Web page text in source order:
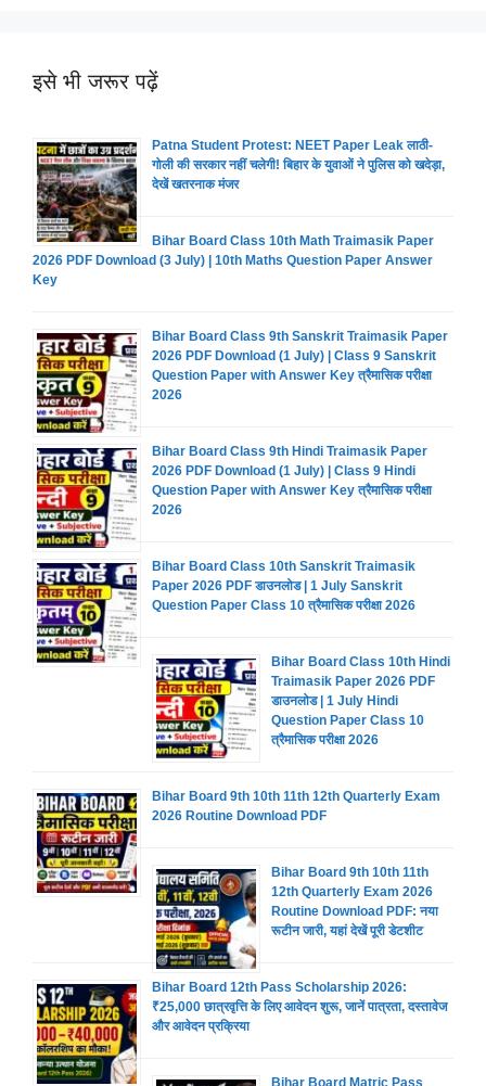
इसे भी जरूर पढ़ें
Patna Student Protest: NEET Paper Leak लाठी-
गोली की सरकार नहीं चलेगी! बिहार के युवाओं ने पुलिस को खदेड़ा,
देखें खतरनाक मंजर
Bihar Board Class 10th Math Traimasik Paper
2026 PDF Download (3 July) | 10th Maths Question Paper Answer
Key
Bihar Board Class 9th Sanskrit Traimasik Paper
2026 PDF Download (1 July) | Class 9 Sanskrit
Question Paper with Answer Key त्रैमासिक परीक्षा
2026
Bihar Board Class 9th Hindi Traimasik Paper
2026 PDF Download (1 July) | Class 9 Hindi
Question Paper with Answer Key त्रैमासिक परीक्षा
2026
Bihar Board Class 10th Sanskrit Traimasik
Paper 2026 PDF डाउनलोड | 1 July Sanskrit
Question Paper Class 10 त्रैमासिक परीक्षा 2026
Bihar Board Class 10th Hindi
Traimasik Paper 2026 PDF
डाउनलोड | 1 July Hindi
Question Paper Class 10
त्रैमासिक परीक्षा 2026
Bihar Board 9th 10th 11th 12th Quarterly Exam
2026 Routine Download PDF
Bihar Board 9th 10th 11th
12th Quarterly Exam 2026
Routine Download PDF: नया
रूटीन जारी, यहां देखें पूरी डेटशीट
Bihar Board 12th Pass Scholarship 2026:
₹25,000 छात्रवृत्ति के लिए आवेदन शुरू, जानें पात्रता, दस्तावेज
और आवेदन प्रक्रिया
Bihar Board Matric Pass